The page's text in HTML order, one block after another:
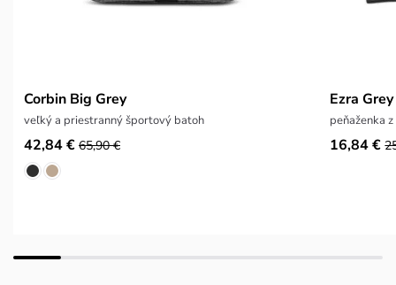
Corbin Big Grey
veľký a priestranný športový batoh
42,84 € 65,90 €
Ezra Grey
peňaženka
16,84 €